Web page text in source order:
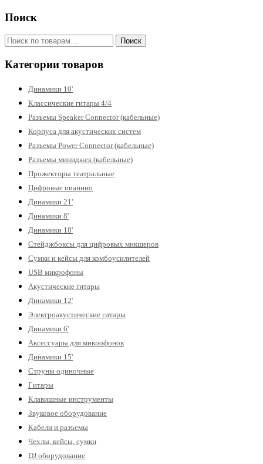
Поиск
Искать: Поиск
Категории товаров
Динамики 10'
Классические гитары 4/4
Разъемы Speaker Connector (кабельные)
Корпуса для акустических систем
Разъемы Power Connector (кабельные)
Разъемы миниджек (кабельные)
Прожекторы театральные
Цифровые пианино
Динамики 21'
Динамики 8'
Динамики 18'
Стейджбоксы для цифровых микшеров
Сумки и кейсы для комбоусилителей
USB микрофоны
Акустические гитары
Динамики 12'
Электроакустические гитары
Динамики 6'
Аксессуары для микрофонов
Динамики 15'
Струны одиночные
Гитары
Клавишные инструменты
Звуковое оборудование
Кабели и разъемы
Чехлы, кейсы, сумки
DJ оборудование